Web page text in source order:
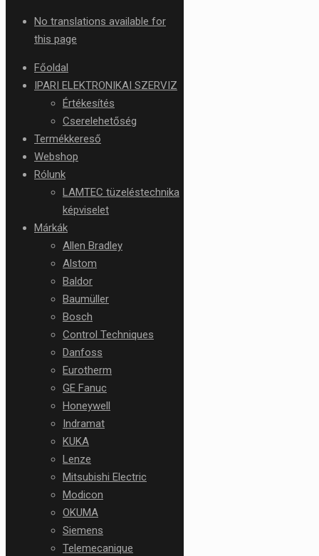
No translations available for
this page
Főoldal
IPARI ELEKTRONIKAI SZERVIZ
Értékesítés
Cserelehetőség
Termékkereső
Webshop
Rólunk
LAMTEC tüzeléstechnika
képviselet
Márkák
Allen Bradley
Alstom
Baldor
Baumüller
Bosch
Control Techniques
Danfoss
Eurotherm
GE Fanuc
Honeywell
Indramat
KUKA
Lenze
Mitsubishi Electric
Modicon
OKUMA
Siemens
Telemecanique